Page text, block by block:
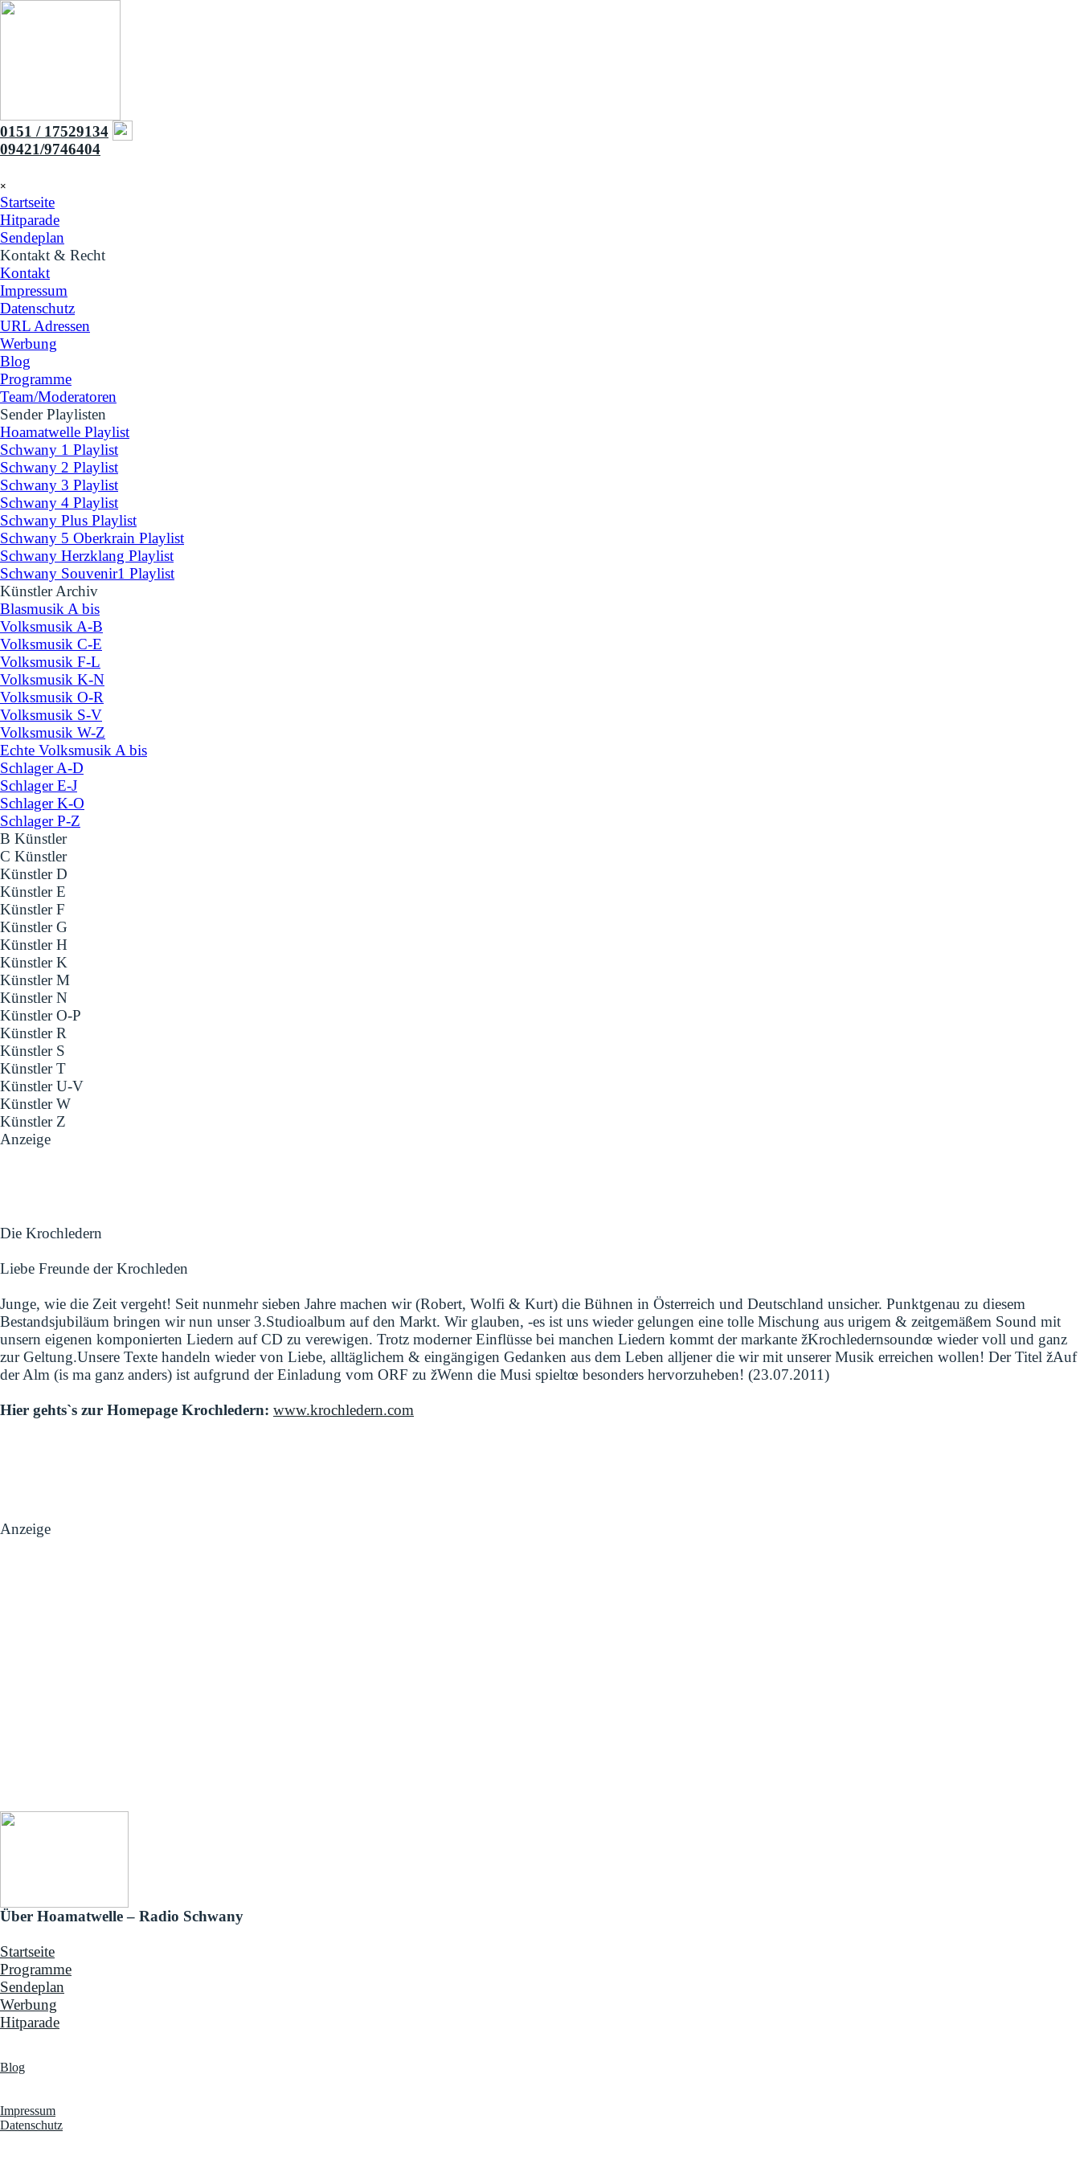
Direkt zum Seiteninhalt
0151 / 17529134
09421/9746404
×
Startseite
Hitparade
Sendeplan
Kontakt & Recht
Kontakt
Impressum
Datenschutz
URL Adressen
Werbung
Blog
Programme
Team/Moderatoren
Sender Playlisten
Hoamatwelle Playlist
Schwany 1 Playlist
Schwany 2 Playlist
Schwany 3 Playlist
Schwany 4 Playlist
Schwany Plus Playlist
Schwany 5 Oberkrain Playlist
Schwany Herzklang Playlist
Schwany Souvenir1 Playlist
Künstler Archiv
Blasmusik A bis
Volksmusik A-B
Volksmusik C-E
Volksmusik F-L
Volksmusik K-N
Volksmusik O-R
Volksmusik S-V
Volksmusik W-Z
Echte Volksmusik A bis
Schlager A-D
Schlager E-J
Schlager K-O
Schlager P-Z
B Künstler
C Künstler
Künstler D
Künstler E
Künstler F
Künstler G
Künstler H
Künstler K
Künstler M
Künstler N
Künstler O-P
Künstler R
Künstler S
Künstler T
Künstler U-V
Künstler W
Künstler Z
Anzeige
Die Krochledern
Liebe Freunde der Krochleden
Junge, wie die Zeit vergeht! Seit nunmehr sieben Jahre machen wir (Robert, Wolfi & Kurt) die Bühnen in Österreich und Deutschland unsicher. Punktgenau zu diesem
Bestandsjubiläum bringen wir nun unser 3.Studioalbum auf den Markt. Wir glauben, -es ist uns wieder gelungen eine tolle Mischung aus urigem & zeitgemäßem Sound mit
unsern eigenen komponierten Liedern auf CD zu verewigen. Trotz moderner Einflüsse bei manchen Liedern kommt der markante žKrochledernsoundœ wieder voll und ganz
zur Geltung.Unsere Texte handeln wieder von Liebe, alltäglichem & eingängigen Gedanken aus dem Leben alljener die wir mit unserer Musik erreichen wollen! Der Titel žAuf
der Alm (is ma ganz anders) ist aufgrund der Einladung vom ORF zu žWenn die Musi spieltœ besonders hervorzuheben! (23.07.2011)
Hier gehts`s zur Homepage Krochledern: www.krochledern.com
Anzeige
Über Hoamatwelle – Radio Schwany
Startseite
Programme
Sendeplan
Werbung
Hitparade
Blog
Impressum
Datenschutz